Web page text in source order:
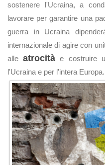
sostenere l'Ucraina, a
lavorare per garantire una
guerra in Ucraina
internazionale di agire con
alleatrocità e costruire
l'Ucraina e per l'intera Europa.